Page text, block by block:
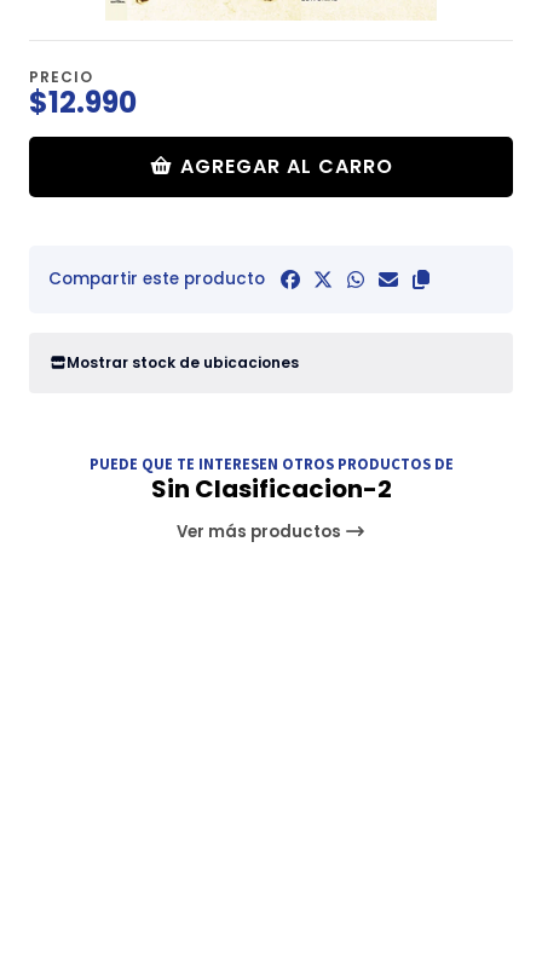
PRECIO
$12.990
AGREGAR AL CARRO
Compartir este producto
Mostrar stock de ubicaciones
PUEDE QUE TE INTERESEN OTROS PRODUCTOS DE
Sin Clasificacion-2
Ver más productos